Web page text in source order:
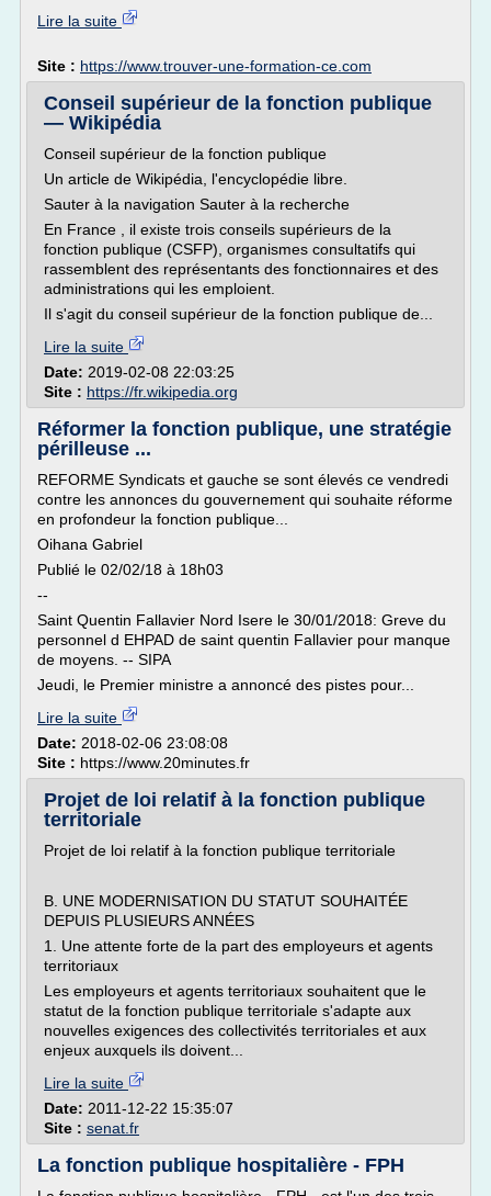
Lire la suite
Site : https://www.trouver-une-formation-ce.com
Conseil supérieur de la fonction publique
— Wikipédia
Conseil supérieur de la fonction publique
Un article de Wikipédia, l'encyclopédie libre.
Sauter à la navigation Sauter à la recherche
En France , il existe trois conseils supérieurs de la
fonction publique (CSFP), organismes consultatifs qui
rassemblent des représentants des fonctionnaires et des
administrations qui les emploient.
Il s'agit du conseil supérieur de la fonction publique de...
Lire la suite
Date: 2019-02-08 22:03:25
Site : https://fr.wikipedia.org
Réformer la fonction publique, une stratégie
périlleuse ...
REFORME Syndicats et gauche se sont élevés ce vendredi
contre les annonces du gouvernement qui souhaite réforme
en profondeur la fonction publique...
Oihana Gabriel
Publié le 02/02/18 à 18h03
--
Saint Quentin Fallavier Nord Isere le 30/01/2018: Greve du
personnel d EHPAD de saint quentin Fallavier pour manque
de moyens. -- SIPA
Jeudi, le Premier ministre a annoncé des pistes pour...
Lire la suite
Date: 2018-02-06 23:08:08
Site : https://www.20minutes.fr
Projet de loi relatif à la fonction publique
territoriale
Projet de loi relatif à la fonction publique territoriale
B. UNE MODERNISATION DU STATUT SOUHAITÉE
DEPUIS PLUSIEURS ANNÉES
1. Une attente forte de la part des employeurs et agents
territoriaux
Les employeurs et agents territoriaux souhaitent que le
statut de la fonction publique territoriale s'adapte aux
nouvelles exigences des collectivités territoriales et aux
enjeux auxquels ils doivent...
Lire la suite
Date: 2011-12-22 15:35:07
Site : senat.fr
La fonction publique hospitalière - FPH